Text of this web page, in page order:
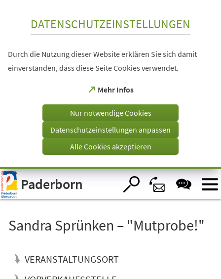
Visuelle
Assistenzsoftware
öffnen.
DATENSCHUTZEINSTELLUNGEN
Durch die Nutzung dieser Website erklären Sie sich damit
einverstanden, dass diese Seite Cookies verwendet.
Mehr Infos
(Öffnet
einem
Tab)
Nur notwendige Cookies
Datenschutzeinstellungen anpassen
Alle Cookies akzeptieren
Paderborn
Sandra Sprünken – "Mutprobe!"
VERANSTALTUNGSORT